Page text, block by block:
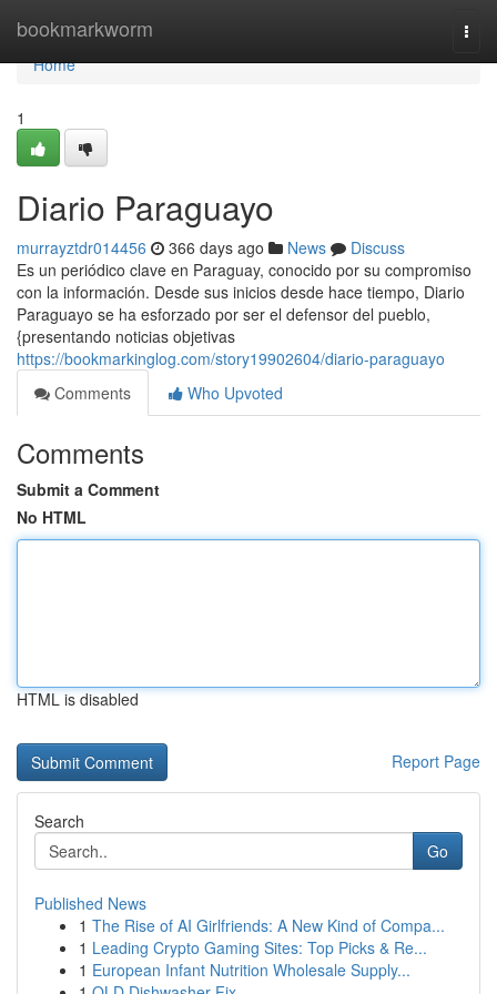
bookmarkworm
Home
Home
1
Diario Paraguayo
murrayztdr014456 366 days ago News
Discuss
Es un periódico clave en Paraguay, conocido por su compromiso
con la información. Desde sus inicios desde hace tiempo, Diario
Paraguayo se ha esforzado por ser el defensor del pueblo,
{presentando noticias objetivas
https://bookmarkinglog.com/story19902604/diario-paraguayo
Comments
Who Upvoted
Comments
Submit a Comment
No HTML
HTML is disabled
Report Page
Search
Go
Published News
1 The Rise of AI Girlfriends: A New Kind of Compa...
1 Leading Crypto Gaming Sites: Top Picks & Re...
1 European Infant Nutrition Wholesale Supply...